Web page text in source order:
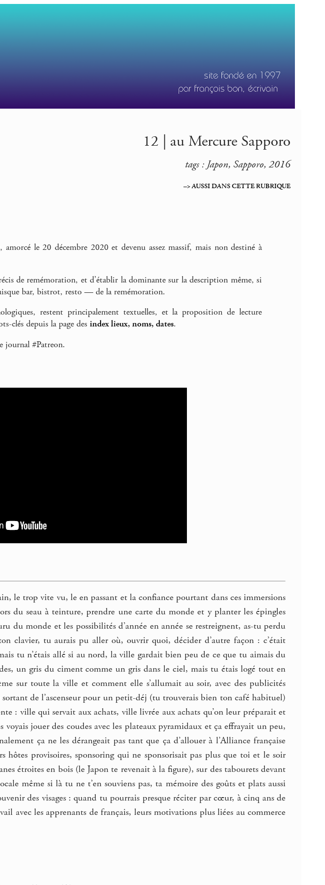
12 | au Mercure Sapporo
tags : Japon, Sapporo, 2016
–> AUSSI DANS CETTE RUBRIQUE
le 20 décembre 2020 et devenu assez massif, mais non destiné à
de remémoration, et d’établir la dominante sur la description même, si
bar, bistrot, resto — de la remémoration.
restent principalement textuelles, et la proposition de lecture
clés depuis la page des index lieux, noms, dates.
journal #Patreon.
le trop vite vu, le en passant et la confiance pourtant dans ces immersions
du seau à teinture, prendre une carte du monde et y planter les épingles
du monde et les possibilités d’année en année se restreignent, as-tu perdu
clavier, tu aurais pu aller où, ouvrir quoi, décider d’autre façon : c’était
tu n’étais allé si au nord, la ville gardait bien peu de ce que tu aimais du
un gris du ciment comme un gris dans le ciel, mais tu étais logé tout en
sur toute la ville et comment elle s’allumait au soir, avec des publicités
de l’ascenseur pour un petit-déj (tu trouverais bien ton café habituel)
: ville qui servait aux achats, ville livrée aux achats qu’on leur préparait et
jouer des coudes avec les plateaux pyramidaux et ça effrayait un peu,
ça ne les dérangeait pas tant que ça d’allouer à l’Alliance française
hôtes provisoires, sponsoring qui ne sponsorisait pas plus que toi et le soir
étroites en bois (le Japon te revenait à la figure), sur des tabourets devant
même si là tu ne t’en souviens pas, ta mémoire des goûts et plats aussi
des visages : quand tu pourrais presque réciter par cœur, à cinq ans de
avec les apprenants de français, leurs motivations plus liées au commerce